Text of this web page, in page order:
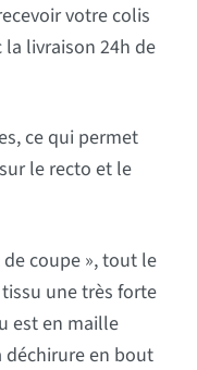
votre colis
la livraison 24h de
ce qui permet
le recto et le
coupe », tout le
une très forte
est en maille
en bout